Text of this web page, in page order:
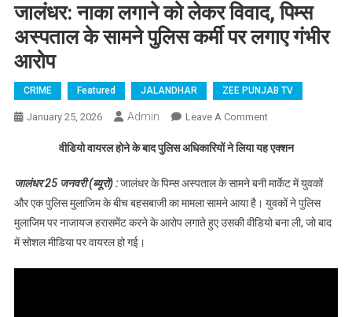
जालंधर: नाका लगाने को लेकर विवाद, पिम्स
अस्पताल के सामने पुलिस कर्मी पर लगाए गंभीर
आरोप
CRIME Featured JALANDHAR ZEE PUNJAB TV
January 25, 2026 Admin Leave A CommentOn जालंधर: नाका
विवाद, पिम्स
पुलिस कर्मी पर
लगाए गंभीर आरोप
वीडियो वायरल होने के बाद पुलिस अधिकारियों ने लिया यह एक्शन
जालंधर 25 जनवरी (ब्यूरो) :जालंधर के पिम्स अस्पताल के सामने बनी मार्केट में युवकों
और एक पुलिस मुलाजिम के बीच बहसबाजी का मामला सामने आया है। युवकों ने पुलिस
मुलाजिम पर नाजायज हरासमेंट करने के आरोप लगाते हुए उसकी वीडियो बना ली, जो बाद
में सोशल मीडिया पर वायरल हो गई।